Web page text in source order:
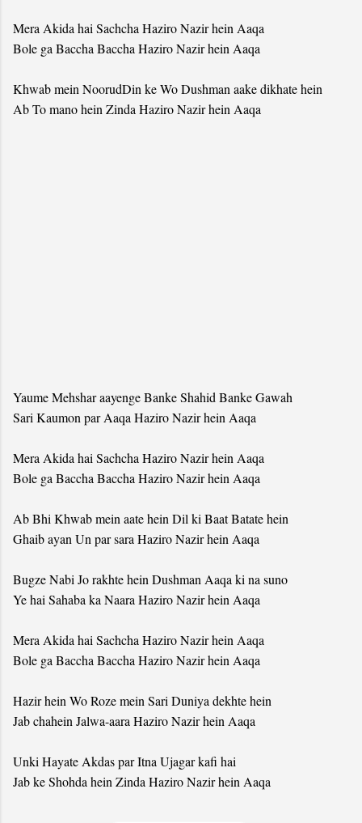
Mera Akida hai Sachcha Haziro Nazir hein Aaqa
Bole ga Baccha Baccha Haziro Nazir hein Aaqa
Khwab mein NoorudDin ke Wo Dushman aake dikhate hein
Ab To mano hein Zinda Haziro Nazir hein Aaqa
Yaume Mehshar aayenge Banke Shahid Banke Gawah
Sari Kaumon par Aaqa Haziro Nazir hein Aaqa
Mera Akida hai Sachcha Haziro Nazir hein Aaqa
Bole ga Baccha Baccha Haziro Nazir hein Aaqa
Ab Bhi Khwab mein aate hein Dil ki Baat Batate hein
Ghaib ayan Un par sara Haziro Nazir hein Aaqa
Bugze Nabi Jo rakhte hein Dushman Aaqa ki na suno
Ye hai Sahaba ka Naara Haziro Nazir hein Aaqa
Mera Akida hai Sachcha Haziro Nazir hein Aaqa
Bole ga Baccha Baccha Haziro Nazir hein Aaqa
Hazir hein Wo Roze mein Sari Duniya dekhte hein
Jab chahein Jalwa-aara Haziro Nazir hein Aaqa
Unki Hayate Akdas par Itna Ujagar kafi hai
Jab ke Shohda hein Zinda Haziro Nazir hein Aaqa